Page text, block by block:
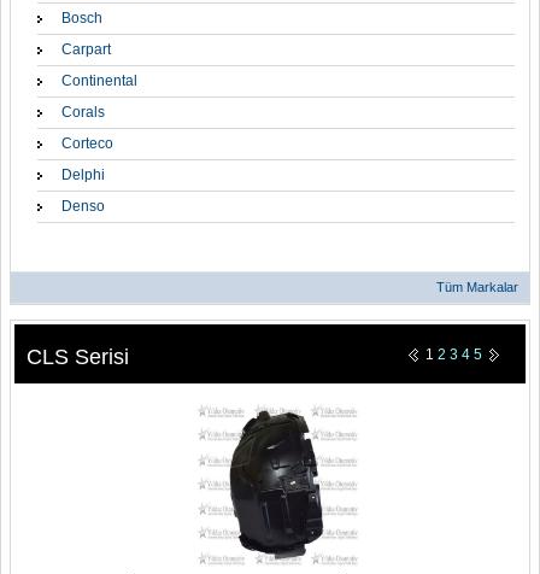
Bosch
Carpart
Continental
Corals
Corteco
Delphi
Denso
Tüm Markalar
CLS Serisi 1 2 3 4 5